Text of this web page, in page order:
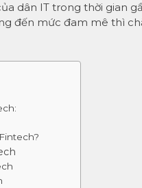
dân IT trong thời gian
đến mức đam mê thì